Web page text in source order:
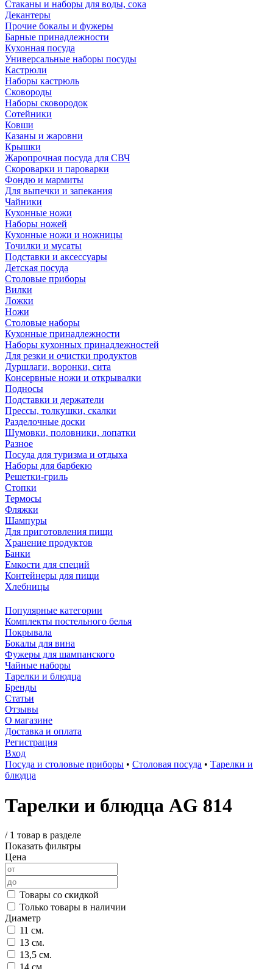
Стаканы и наборы для воды, сока
Декантеры
Прочие бокалы и фужеры
Барные принадлежности
Кухонная посуда
Универсальные наборы посуды
Кастрюли
Наборы кастрюль
Сковороды
Наборы сковородок
Сотейники
Ковши
Казаны и жаровни
Крышки
Жаропрочная посуда для СВЧ
Скороварки и пароварки
Фондю и мармиты
Для выпечки и запекания
Чайники
Кухонные ножи
Наборы ножей
Кухонные ножи и ножницы
Точилки и мусаты
Подставки и аксессуары
Детская посуда
Столовые приборы
Вилки
Ложки
Ножи
Столовые наборы
Кухонные принадлежности
Наборы кухонных принадлежностей
Для резки и очистки продуктов
Дуршлаги, воронки, сита
Консервные ножи и открывалки
Подносы
Подставки и держатели
Прессы, толкушки, скалки
Разделочные доски
Шумовки, половники, лопатки
Разное
Посуда для туризма и отдыха
Наборы для барбекю
Решетки-гриль
Стопки
Термосы
Фляжки
Шампуры
Для приготовления пищи
Хранение продуктов
Банки
Емкости для специй
Контейнеры для пищи
Хлебницы
Популярные категории
Комплекты постельного белья
Покрывала
Бокалы для вина
Фужеры для шампанского
Чайные наборы
Тарелки и блюдца
Бренды
Статьи
Отзывы
О магазине
Доставка и оплата
Регистрация
Вход
Посуда и столовые приборы • Столовая посуда • Тарелки и
блюдца
Тарелки и блюдца AG 814
/ 1 товар в разделе
Показать фильтры
Цена
Товары со скидкой
Только товары в наличии
Диаметр
11 см.
13 см.
13,5 см.